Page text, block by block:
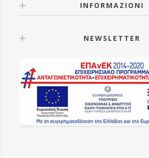
INFORMAZIONI
NEWSLETTER